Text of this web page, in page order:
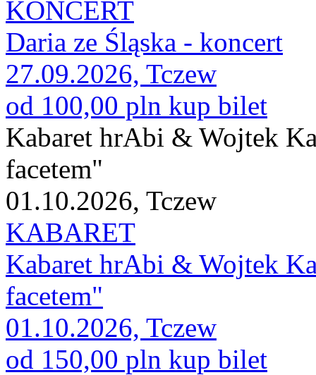
KONCERT
Daria ze Śląska - koncert
27.09.2026, Tczew
od 100,00 pln kup bilet
Kabaret hrAbi & Wojtek
facetem"
01.10.2026, Tczew
KABARET
Kabaret hrAbi & Wojtek
facetem"
01.10.2026, Tczew
od 150,00 pln kup bilet